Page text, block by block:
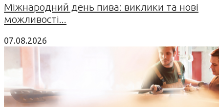
Міжнародний день пива: виклики та нові
можливості...
07.08.2026